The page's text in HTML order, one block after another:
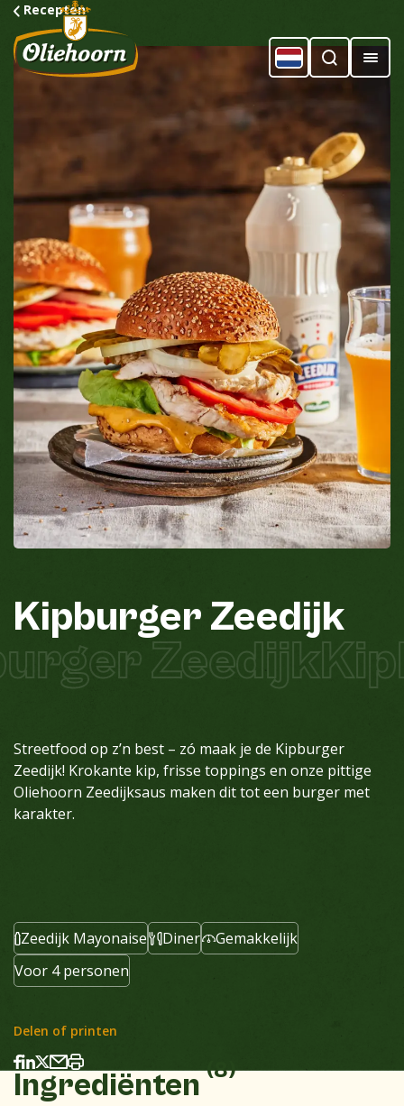
Recepten
Kipburger Zeedijk
Zeedijk
Streetfood op z’n best – zó maak je de Kipburger
Zeedijk! Krokante kip, frisse toppings en onze pittige
Oliehoorn Zeedijksaus maken dit tot een burger met
karakter.
Zeedijk Mayonaise Diner
Gemakkelijk
Voor 4 personen
Delen of printen
Ingrediënten (8)